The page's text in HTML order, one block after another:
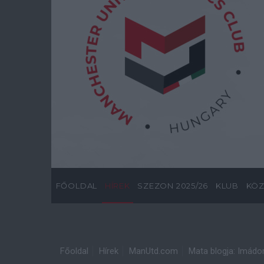
FŐOLDAL HÍREK SZEZON 2025/26 KLUB
Főoldal Hírek ManUtd.com Mata blogja: